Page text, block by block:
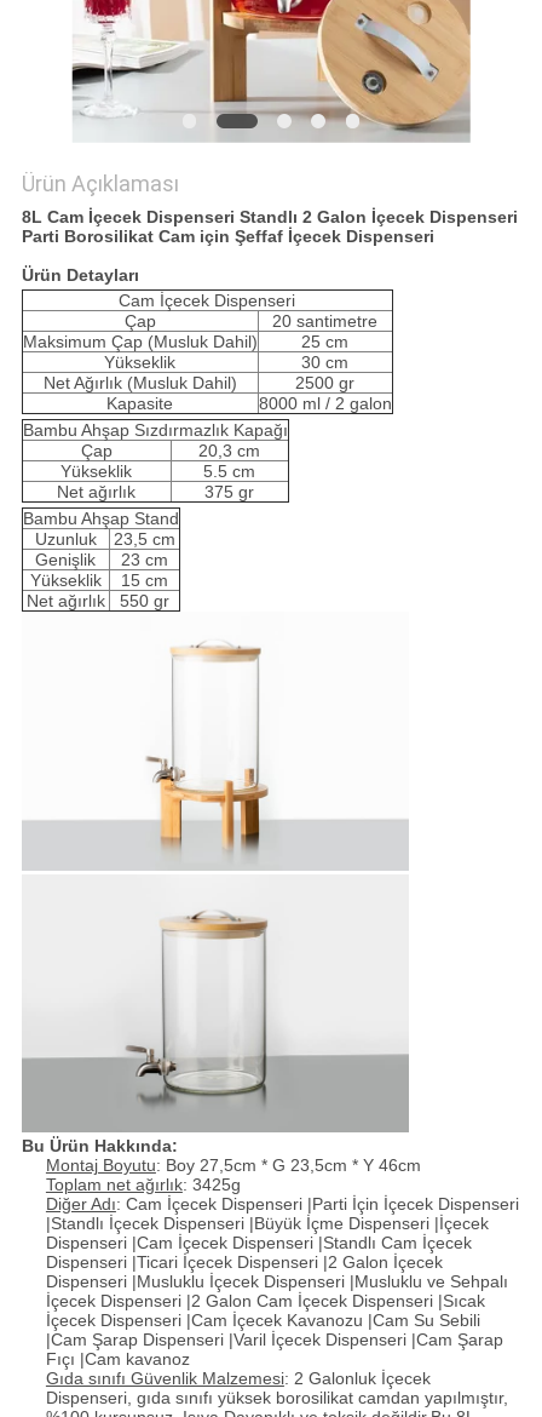
Ürün Açıklaması
8L Cam İçecek Dispenseri Standlı 2 Galon İçecek Dispenseri
Parti Borosilikat Cam için Şeffaf İçecek Dispenseri
Ürün Detayları
Cam İçecek Dispenseri
Çap
20 santimetre
Maksimum Çap (Musluk Dahil)
25 cm
Yükseklik
30 cm
Net Ağırlık (Musluk Dahil)
2500 gr
Kapasite
8000 ml / 2 galon
Bambu Ahşap Sızdırmazlık Kapağı
Çap
20,3 cm
Yükseklik
5.5 cm
Net ağırlık
375 gr
Bambu Ahşap Stand
Uzunluk
23,5 cm
Genişlik
23 cm
Yükseklik
15 cm
Net ağırlık
550 gr
Bu Ürün Hakkında:
Montaj Boyutu: Boy 27,5cm * G 23,5cm * Y 46cm
Toplam net ağırlık: 3425g
Diğer Adı: Cam İçecek Dispenseri |Parti İçin İçecek Dispenseri
|Standlı İçecek Dispenseri |Büyük İçme Dispenseri |İçecek
Dispenseri |Cam İçecek Dispenseri |Standlı Cam İçecek
Dispenseri |Ticari İçecek Dispenseri |2 Galon İçecek
Dispenseri |Musluklu İçecek Dispenseri |Musluklu ve Sehpalı
İçecek Dispenseri |2 Galon Cam İçecek Dispenseri |Sıcak
İçecek Dispenseri |Cam İçecek Kavanozu |Cam Su Sebili
|Cam Şarap Dispenseri |Varil İçecek Dispenseri |Cam Şarap
Fıçı |Cam kavanoz
Gıda sınıfı Güvenlik Malzemesi: 2 Galonluk İçecek
Dispenseri, gıda sınıfı yüksek borosilikat camdan yapılmıştır,